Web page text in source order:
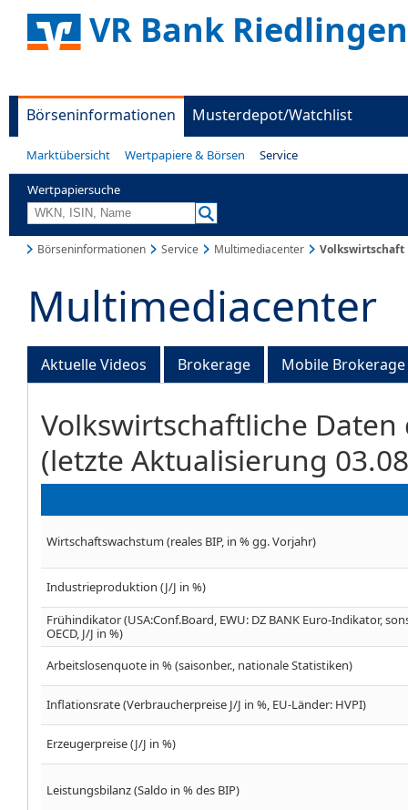
VR Bank
Börseninformationen Musterdepot/Watchlist
Marktübersicht Wertpapiere & Börsen Service
Wertpapiersuche
Börseninformationen Service Multimediacenter Volkswirtschaft
Multimediacenter
Aktuelle Videos Brokerage Mobile Brokerage
Volkswirtschaftliche
(letzte Aktualisierung
Wirtschaftswachstum (reales BIP, in % gg. Vorjahr)
Industrieproduktion (J/J in %)
Frühindikator (USA:Conf.Board, EWU: DZ BANK Euro-Indikator,
OECD, J/J in %)
Arbeitslosenquote in % (saisonber., nationale Statistiken)
Inflationsrate (Verbraucherpreise J/J in %, EU-Länder: HVPI)
Erzeugerpreise (J/J in %)
Leistungsbilanz (Saldo in % des BIP)